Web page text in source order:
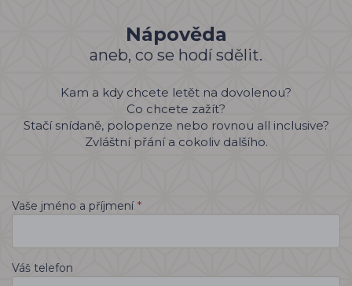
Nápověda
aneb, co se hodí sdělit.
Kam a kdy chcete letět na dovolenou?
Co chcete zažít?
Stačí snídaně, polopenze nebo rovnou all inclusive?
Zvláštní přání a cokoliv dalšího.
Vaše jméno a příjmení *
Váš telefon